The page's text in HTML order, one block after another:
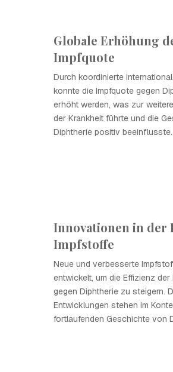
Globale Erhöhung
Impfquote
Durch koordinierte
konnte die Impfquote gegen
erhöht werden, was zur
der Krankheit führte und die
Diphtherie positiv beeinflusste.
Innovationen in der
Impfstoffe
Neue und verbesserte
entwickelt, um die Effizienz der
gegen Diphtherie zu steigern.
Entwicklungen stehen im
fortlaufenden Geschichte von